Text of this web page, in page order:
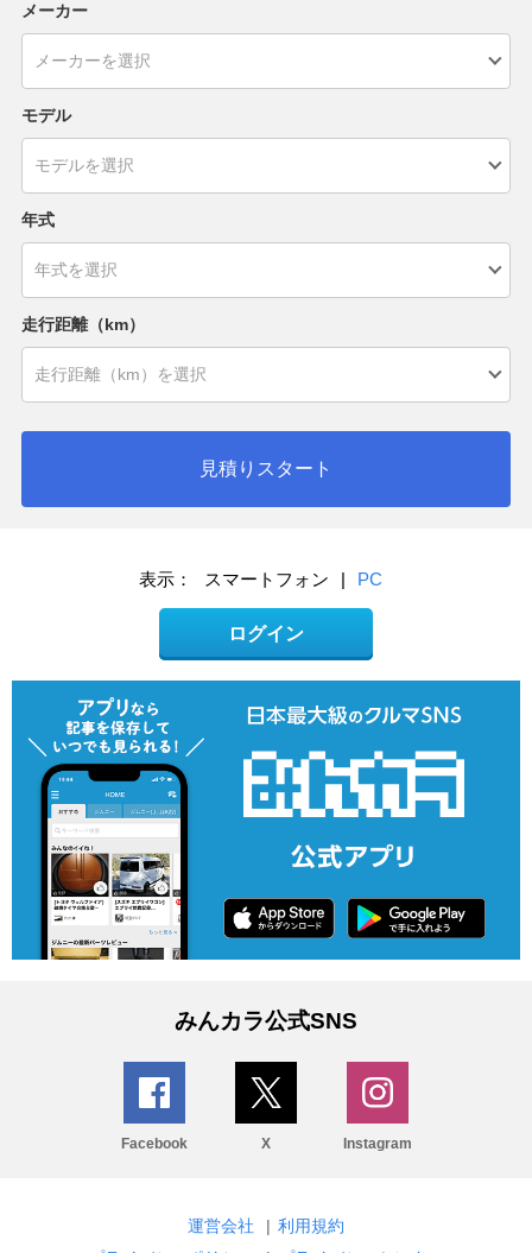
メーカー
モデル
年式
走行距離（km）
見積りスタート
表示： スマートフォン | PC
ログイン
みんカラ公式SNS
Facebook X Instagram
運営会社 | 利用規約